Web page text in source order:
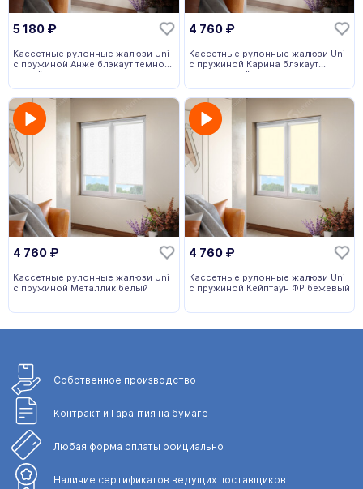
5 180 ₽
Кассетные рулонные жалюзи Uni
с пружиной Анже блэкаут темно-
серый
4 760 ₽
Кассетные рулонные жалюзи Uni
с пружиной Карина блэкаут
темно-синий
4 760 ₽
Кассетные рулонные жалюзи Uni
с пружиной Металлик белый
4 760 ₽
Кассетные рулонные жалюзи Uni
с пружиной Кейптаун ФР бежевый
Собственное производство
Контракт и Гарантия на бумаге
Любая форма оплаты официально
Наличие сертификатов ведущих поставщиков